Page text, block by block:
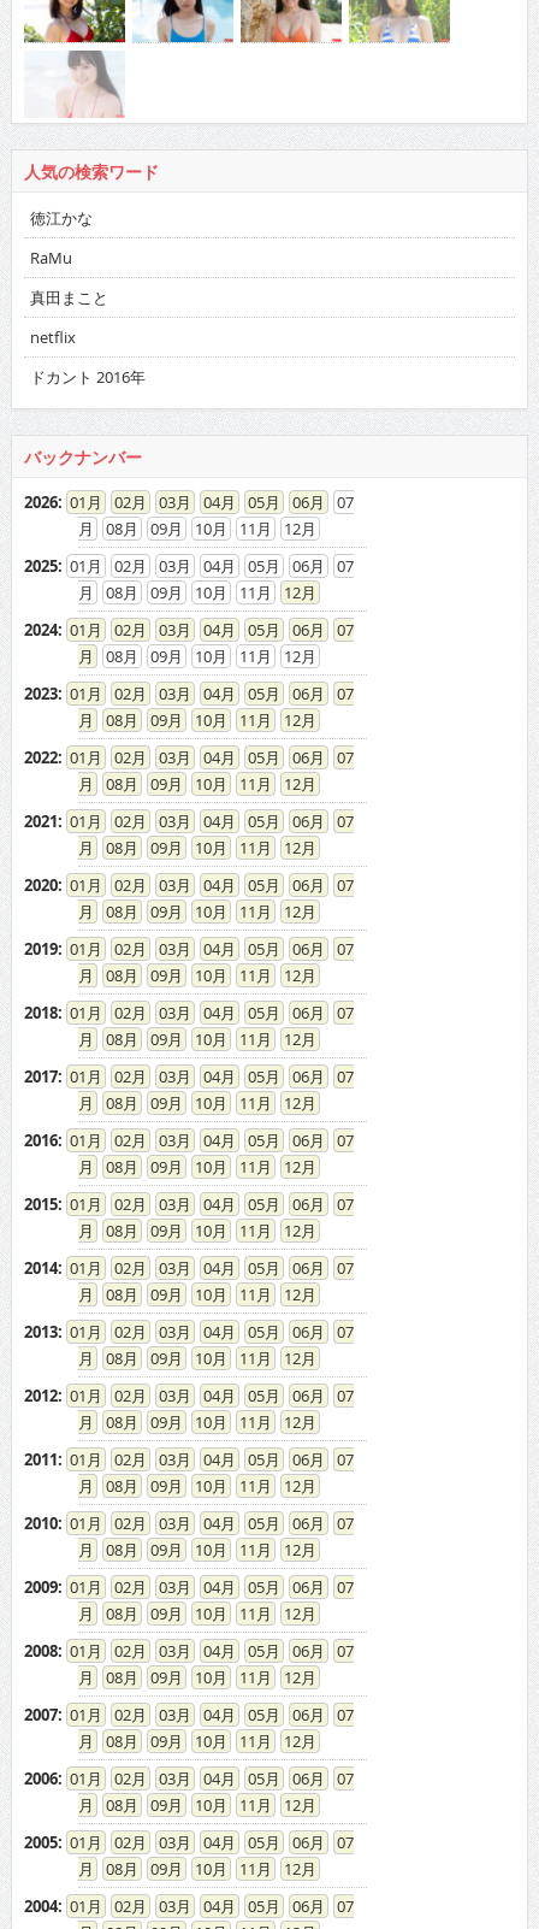
人気の検索ワード
徳江かな
RaMu
真田まこと
netflix
ドカント 2016年
バックナンバー
2026: 01 02 03 04 05 06
07
08
09 10 11
12
2025: 01 02 03 04 05 06
07
08
09 10 11
12
2024: 01 02 03 04 05 06
07
08
09 10 11
12
2023: 01 02 03 04 05 06
07
08
09 10 11
12
2022: 01 02 03 04 05 06
07
08
09 10 11
12
2021: 01 02 03 04 05 06
07
08
09 10 11
12
2020: 01 02 03 04 05 06
07
08
09 10 11
12
2019: 01 02 03 04 05 06
07
08
09 10 11
12
2018: 01 02 03 04 05 06
07
08
09 10 11
12
2017: 01 02 03 04 05 06
07
08
09 10 11
12
2016: 01 02 03 04 05 06
07
08
09 10 11
12
2015: 01 02 03 04 05 06
07
08
09 10 11
12
2014: 01 02 03 04 05 06
07
08
09 10 11
12
2013: 01 02 03 04 05 06
07
08
09 10 11
12
2012: 01 02 03 04 05 06
07
08
09 10 11
12
2011: 01 02 03 04 05 06
07
08
09 10 11
12
2010: 01 02 03 04 05 06
07
08
09 10 11
12
2009: 01 02 03 04 05 06
07
08
09 10 11
12
2008: 01 02 03 04 05 06
07
08
09 10 11
12
2007: 01 02 03 04 05 06
07
08
09 10 11
12
2006: 01 02 03 04 05 06
07
08
09 10 11
12
2005: 01 02 03 04 05 06
07
08
09 10 11
12
2004: 01 02 03 04 05 06
07